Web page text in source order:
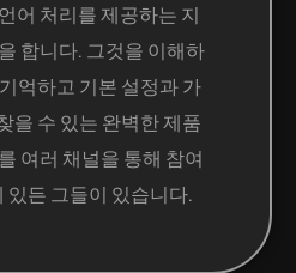
어 처리를 제공하는 지
합니다. 그것을 이해하
억하고 기본 설정과 가
을 수 있는 완벽한 제품
여러 채널을 통해 참여
있든 그들이 있습니다.